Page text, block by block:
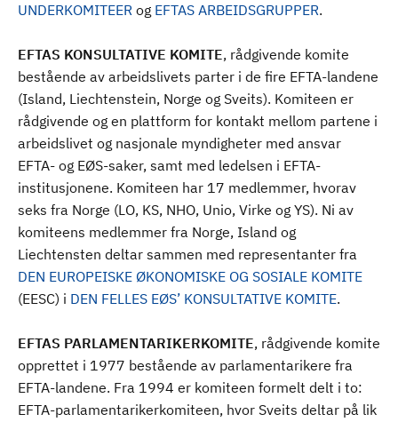
UNDERKOMITEER og EFTAS ARBEIDSGRUPPER.
EFTAS KONSULTATIVE KOMITE, rådgivende komite
bestående av arbeidslivets parter i de fire EFTA-landene
(Island, Liechtenstein, Norge og Sveits). Komiteen er
rådgivende og en plattform for kontakt mellom partene i
arbeidslivet og nasjonale myndigheter med ansvar
EFTA- og EØS-saker, samt med ledelsen i EFTA-
institusjonene. Komiteen har 17 medlemmer, hvorav
seks fra Norge (LO, KS, NHO, Unio, Virke og YS). Ni av
komiteens medlemmer fra Norge, Island og
Liechtensten deltar sammen med representanter fra
DEN EUROPEISKE ØKONOMISKE OG SOSIALE KOMITE
(EESC) i DEN FELLES EØS’ KONSULTATIVE KOMITE.
EFTAS PARLAMENTARIKERKOMITE, rådgivende komite
opprettet i 1977 bestående av parlamentarikere fra
EFTA-landene. Fra 1994 er komiteen formelt delt i to:
EFTA-parlamentarikerkomiteen, hvor Sveits deltar på lik